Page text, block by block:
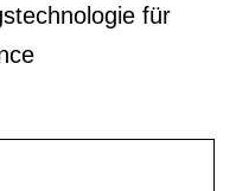
für